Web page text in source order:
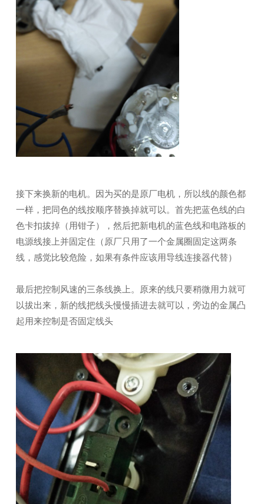
接下来换新的电机。因为买的是原厂电机，所以线的颜色都
一样，把同色的线按顺序替换掉就可以。首先把蓝色线的白
色卡扣拔掉（用钳子），然后把新电机的蓝色线和电路板的
电源线接上并固定住（原厂只用了一个金属圈固定这两条
线，感觉比较危险，如果有条件应该用导线连接器代替）
最后把控制风速的三条线换上。原来的线只要稍微用力就可
以拔出来，新的线把线头慢慢插进去就可以，旁边的金属凸
起用来控制是否固定线头